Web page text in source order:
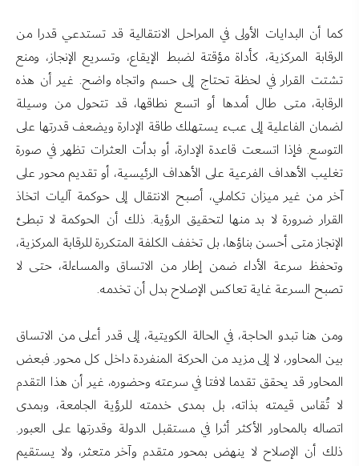
كما أن البدايات الأولى في المراحل الانتقالية قد تستدعي قدرا من
الرقابة المركزية، كأداة مؤقتة لضبط الإيقاع، وتسريع الإنجاز، ومنع
تشتت القرار في لحظة تحتاج إلى حسم واتجاه واضح. غير أن هذه
الرقابة، متى طال أمدها أو اتسع نطاقها، قد تتحول من وسيلة
لضمان الفاعلية إلى عبء يستهلك طاقة الإدارة ويضعف قدرتها على
التوسع. فإذا اتسعت قاعدة الإدارة، أو بدأت العثرات تظهر في صورة
تغليب الأهداف الفرعية على الأهداف الرئيسية، أو تقديم محور على
آخر من غير ميزان تكاملي، أصبح الانتقال إلى حوكمة آليات اتخاذ
القرار ضرورة لا بد منها لتحقيق الرؤية. ذلك أن الحوكمة لا تبطئ
الإنجاز متى أحسن بناؤها، بل تخفف الكلفة المتكررة للرقابة المركزية،
وتحفظ سرعة الأداء ضمن إطار من الاتساق والمساءلة، حتى لا
تصبح السرعة غاية تعاكس الإصلاح بدل أن تخدمه.
ومن هنا تبدو الحاجة، في الحالة الكويتية، إلى قدر أعلى من الاتساق
بين المحاور، لا إلى مزيد من الحركة المنفردة داخل كل محور. فبعض
المحاور قد يحقق تقدما لافتا في سرعته وحضوره، غير أن هذا التقدم
لا تُقاس قيمته بذاته، بل بمدى خدمته للرؤية الجامعة، وبمدى
اتصاله بالمحاور الأكثر أثرا في مستقبل الدولة وقدرتها على العبور.
ذلك أن الإصلاح لا ينهض بمحور متقدم وآخر متعثر، ولا يستقيم